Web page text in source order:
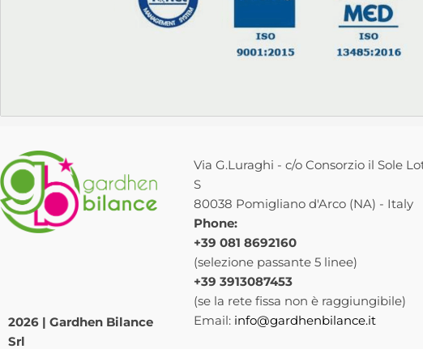
2026 | Gardhen Bilance
Srl
Via G.Luraghi - c/o Consorzio il Sole
S
80038 Pomigliano d'Arco (NA) - Italy
Phone:
+39 081 8692160
(selezione passante 5 linee)
+39 3913087453
(se la rete fissa non è raggiungibile)
Email: info@gardhenbilance.it